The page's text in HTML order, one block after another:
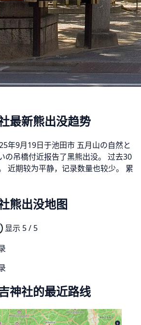
最新熊出没趋势
年9月19日于池田市 五月山の自然と
の吊橋付近报告了黑熊出没。 过去30
近期较为平静，记录数量也较少。 累
熊出没地图
显示 5 / 5
神社的最近路线